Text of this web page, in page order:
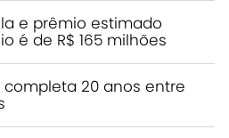
e prêmio estimado
é de R$ 165 milhões
completa 20 anos entre